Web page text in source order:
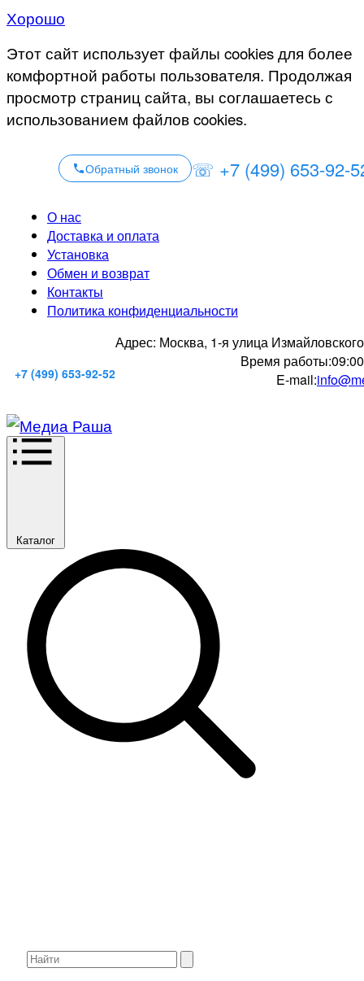
Хорошо
Этот сайт использует файлы cookies для более
комфортной работы пользователя. Продолжая
просмотр страниц сайта, вы соглашаетесь с
использованием файлов cookies.
Обратный звонок ☏ +7 (499) 653-92-
О нас
Доставка и оплата
Установка
Обмен и возврат
Контакты
Политика конфиденциальности
+7 (499) 653-92-52
Адрес: Москва, 1-я улица
Время работы:
E-mail:
Каталог